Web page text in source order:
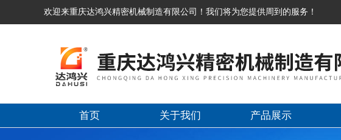
欢迎来重庆达鸿兴精密机械制造有限公司！我们将为您提供周到的服务！
首页 关于我们 产品展示